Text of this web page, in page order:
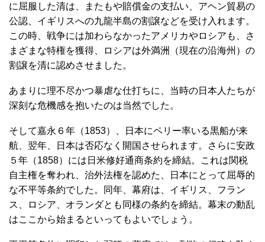
に屈服した清は、またもや賠償金の支払い、アヘン貿易の
公認、イギリスへの九龍半島の割譲などを受け入れます。
この時、戦争には加わらなかったアメリカやロシアも、さ
まざまな特権を獲得、ロシアは外満洲（現在の沿海州）の
割譲を清に認めさせました。
あまりに理不尽かつ暴虐な仕打ちに、当時の日本人たちが
深刻な危機感を抱いたのは当然でした。
そして嘉永６年（1853）、日本にペリー率いる黒船が来
航、翌年、日本は否応なく開国させられます。さらに安政
５年（1858） には日米修好通商条約を締結。これは関税
自主権を奪われ、治外法権を認めた、日本にとって屈辱的
な不平等条約でした。同年、幕府は、イギリス、フラン
ス、ロシア、オランダとも同様の条約を締結。幕末の動乱
はここから始まるといってもよいでしょう。